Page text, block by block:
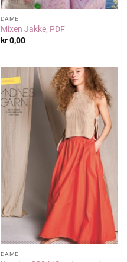
DAME
Mixen Jakke, PDF
kr0,00
DAME